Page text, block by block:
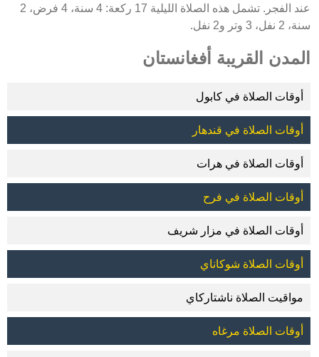
عند الفجر. تشمل هذه الصلاة الليلية 17 ركعة: 4 سنة، 4 فرض، 2
سنة، 2 نفل، 3 وتر و2 نفل.
المدن القريبة أفغانستان
أوقات الصلاة في كابول
أوقات الصلاة في قندهار
أوقات الصلاة في هرات
أوقات الصلاة في فرح
أوقات الصلاة في مزار شريف
أوقات الصلاة شوكاناي
مواقيت الصلاة ناشتاركاي
أوقات الصلاة مرغاه